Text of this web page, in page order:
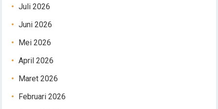
Juli 2026
Juni 2026
Mei 2026
April 2026
Maret 2026
Februari 2026